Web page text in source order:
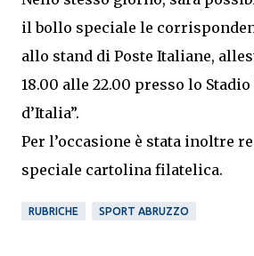
il bollo speciale le
allo stand di Poste Italiane,
18.00 alle 22.00 presso lo Stadio
d’Italia”.
Per l’occasione è stata inoltre
speciale cartolina filatelica.
RUBRICHE SPORT ABRUZZO